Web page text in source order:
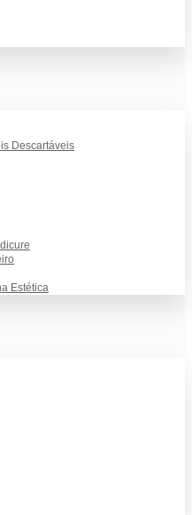
Descartáveis
Estética